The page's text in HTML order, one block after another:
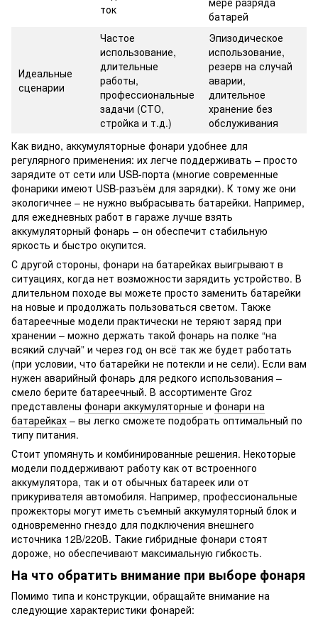
ток
батарей
Идеальные
сценарии
Частое
использование,
длительные
работы,
профессиональные
задачи (СТО,
стройка и т.д.)
Эпизодическое
использование,
резерв на случай
аварии,
длительное
хранение без
обслуживания
Как видно, аккумуляторные фонари удобнее для
регулярного применения: их легче поддерживать – просто
зарядите от сети или USB-порта (многие современные
фонарики имеют USB-разъём для зарядки). К тому же они
экологичнее – не нужно выбрасывать батарейки. Например,
для ежедневных работ в гараже лучше взять
аккумуляторный фонарь – он обеспечит стабильную
яркость и быстро окупится.
С другой стороны, фонари на батарейках выигрывают в
ситуациях, когда нет возможности зарядить устройство. В
длительном походе вы можете просто заменить батарейки
на новые и продолжать пользоваться светом. Также
батареечные модели практически не теряют заряд при
хранении – можно держать такой фонарь на полке “на
всякий случай” и через год он всё так же будет работать
(при условии, что батарейки не потекли и не сели). Если вам
нужен аварийный фонарь для редкого использования –
смело берите батареечный. В ассортименте Groz
представлены фонари аккумуляторные и фонари на
батарейках – вы легко сможете подобрать оптимальный по
типу питания.
Стоит упомянуть и комбинированные решения. Некоторые
модели поддерживают работу как от встроенного
аккумулятора, так и от обычных батареек или от
прикуривателя автомобиля. Например, профессиональные
прожекторы могут иметь съемный аккумуляторный блок и
одновременно гнездо для подключения внешнего
источника 12В/220В. Такие гибридные фонари стоят
дороже, но обеспечивают максимальную гибкость.
На что обратить внимание при выборе фонаря
Помимо типа и конструкции, обращайте внимание на
следующие характеристики фонарей: